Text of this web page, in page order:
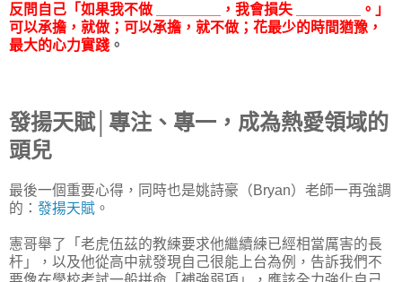
反問自己「如果我不做 ________，我會損失 ________。」
可以承擔，就做；可以承擔，就不做；花最少的時間猶豫，
最大的心力實踐 。
發揚天賦│專注、專一，成為熱愛領域的
頭兒
最後一個重要心得，同時也是姚詩豪（Bryan）老師一再強調
的： 發揚天賦 。
憲哥舉了「老虎伍茲的教練要求他繼續練已經相當厲害的長
杆」，以及他從高中就發現自己很能上台為例，告訴我們不